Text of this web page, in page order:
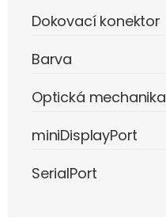
Dokovací konektor
Barva
Optická mechanika
miniDisplayPort
SerialPort